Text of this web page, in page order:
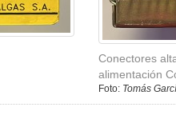
Conectores
alimentación
Foto: Tomás